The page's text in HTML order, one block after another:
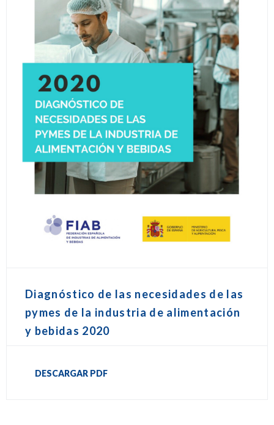
Diagnóstico de las necesidades de las
pymes de la industria de alimentación
y bebidas 2020
DESCARGAR PDF